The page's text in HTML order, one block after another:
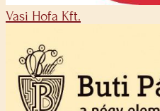
Vasi Hofa Kft.